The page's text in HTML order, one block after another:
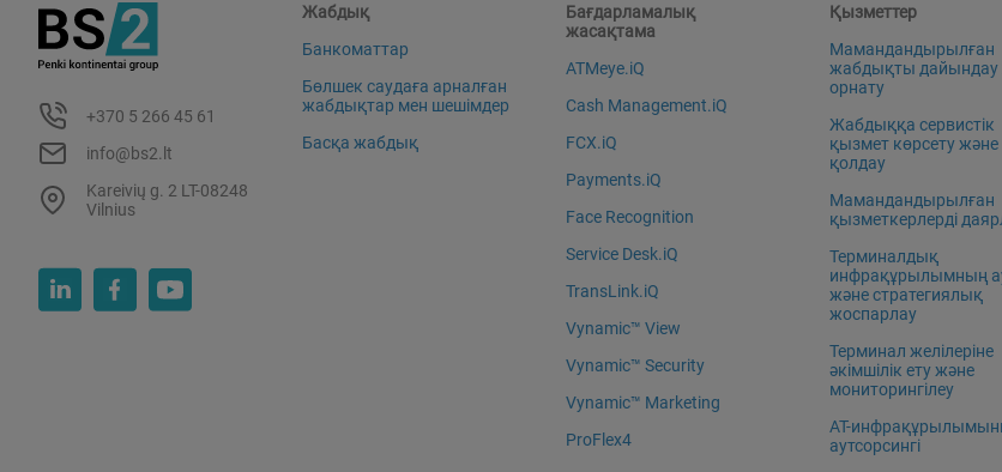
+370 5 266 45 61
info@bs2.lt
Kareivių g. 2 LT-08248
Vilnius
Жабдық
Банкоматтар
Бөлшек саудаға арналған
жабдықтар мен шешімдер
Басқа жабдық
Бағдарламалық
жасақтама
ATMeye.iQ
Cash Management.iQ
FCX.iQ
Payments.iQ
Face Recognition
Service Desk.iQ
TransLink.iQ
Vynamic™ View
Vynamic™ Security
Vynamic™ Marketing
ProFlex4
Қызметтер
Мамандандырылған
жабдықты дайындау
орнату
Жабдыққа сервистік
қызмет көрсету
қолдау
Мамандандырылған
қызметкерлерді
Терминалдық
инфрақұрылымның
және стратегиялық
жоспарлау
Терминал желілеріне
әкімшілік ету және
мониторингілеу
АТ-
аутсорсингі